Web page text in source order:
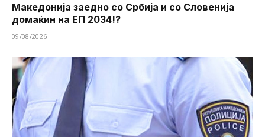
Македонија заедно со Србија и со Словенија
домаќин на ЕП 2034!?
09/08/2026